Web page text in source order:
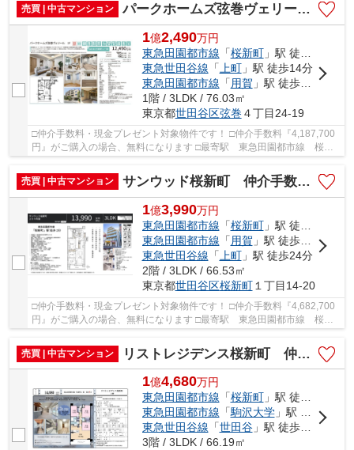
売買 | 中古マンション
パークホームズ弦巻ヴェリール 仲介手数料無料＋60万円現金プレゼント中
1億2,490万円
東急田園都市線 「桜新町」駅 徒歩9分
東急世田谷線 「 上町」駅 徒歩14分
東急田園都市線 「 用賀 」駅 徒歩17分
1階 / 3LDK / 76.03㎡
東京都世田谷区弦巻 ４丁目24-19
□仲介手数料・現金プレゼント対象物件です！ □仲介手数料『4,187,700
円』がご購入の場合、無料になります □最寄駅 東急田園都市線 桜新
町駅 徒歩約9分 □リノベーション物件(既存配...
売買 | 中古マンション
サンウッド桜新町 仲介手数料無料＋70万円現金プレゼント中
1億3,990万円
東急田園都市線 「桜新町」駅 徒歩2分
東急田園都市線 「 用賀 」駅 徒歩15分
東急世田谷線 「 上町」駅 徒歩24分
2階 / 3LDK / 66.53㎡
東京都世田谷区桜新町１丁目14-20
□仲介手数料・現金プレゼント対象物件です！ □仲介手数料『4,682,700
円』がご購入の場合、無料になります □最寄駅 東急田園都市線 桜新
町駅 徒歩約2分 □リフォーム物件 □さざえさん...
売買 | 中古マンション
リストレジデンス桜新町 仲介手数料無料＋70万円現金プレゼント中
1億4,680万円
東急田園都市線 「桜新町」駅 徒歩9分
東急田園都市線 「駒沢大学」駅 徒歩15分
東急世田谷線 「世田谷」駅 徒歩19分
3階 / 3LDK / 66.19㎡